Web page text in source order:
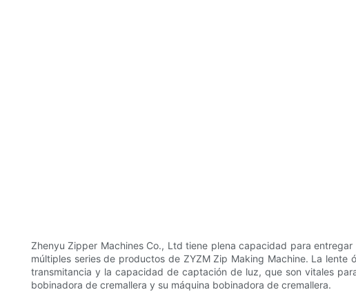
Zhenyu Zipper Machines Co., Ltd tiene plena capacidad para
múltiples series de productos de ZYZM Zip Making Machine. La
transmitancia y la capacidad de captación de luz, que son vitales
bobinadora de cremallera y su máquina bobinadora de cremallera.